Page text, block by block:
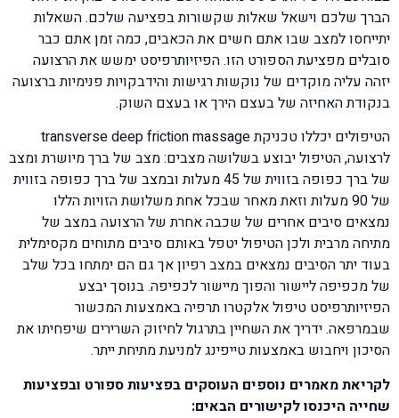
הברך שלכם וישאל שאלות שקשורות בפציעה שלכם. השאלות
יתייחסו למצב שבו אתם חשים את הכאבים, כמה זמן אתם כבר
סובלים מפציעת הספורט הזו. הפיזיותרפיסט ימשש את הרצועה
יזהה עליה מוקדים של נוקשות רגישות והידבקויות פנימיות ברצועה
בנקודת האחיזה של בעצם הירך או בעצם השוק.
הטיפולים יכללו טכניקת transverse deep friction massage
לרצועה, הטיפול יבוצע בשלושה מצבים: מצב של ברך מיושרת ומצב
של ברך כפופה בזווית של 45 מעלות ובמצב של ברך כפופה בזווית
של 90 מעלות וזאת מאחר שבכל אחת משלושת הזויות הללו
נמצאים סיבים אחרים של שכבה אחרת של הרצועה במצב של
מתיחה מרבית ולכן הטיפול יטפל באותם סיבים מתוחים מקסימלית
בעוד יתר הסיבים נמצאים במצב רפיון אך גם הם ימתחו בכל שלב
של מכפיפה ליישור והפוך מיישור לכפיפה. בנוסך יבצע
הפיזיותרפיסט טיפול אלקטרו תרפיה באמצעות המכשור
שבמרפאה. ידריך את השחיין בתרגול לחיזוק השרירים שיפחיתו את
הסיכון ויחבוש באמצעות טייפינג למניעת מתיחת ייתר.
לקריאת מאמרים נוספים העוסקים בפציעות ספורט ובפציעות
שחייה היכנסו לקישורים הבאים: